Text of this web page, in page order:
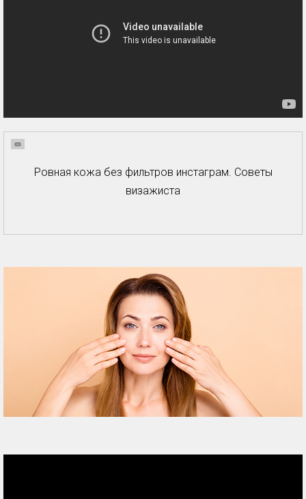
Ровная кожа без фильтров инстаграм. Советы
визажиста